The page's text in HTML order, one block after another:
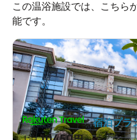
この温浴施設では、こちら
能です。
宿泊プラ